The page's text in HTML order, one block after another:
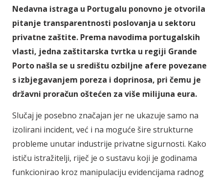
Nedavna istraga u Portugalu ponovno je otvorila
pitanje transparentnosti poslovanja u sektoru
privatne zaštite. Prema navodima portugalskih
vlasti, jedna zaštitarska tvrtka u regiji Grande
Porto našla se u središtu ozbiljne afere povezane
s izbjegavanjem poreza i doprinosa, pri čemu je
državni proračun oštećen za više milijuna eura.
Slučaj je posebno značajan jer ne ukazuje samo na
izolirani incident, već i na moguće šire strukturne
probleme unutar industrije privatne sigurnosti. Kako
ističu istražitelji, riječ je o sustavu koji je godinama
funkcionirao kroz manipulaciju evidencijama radnog